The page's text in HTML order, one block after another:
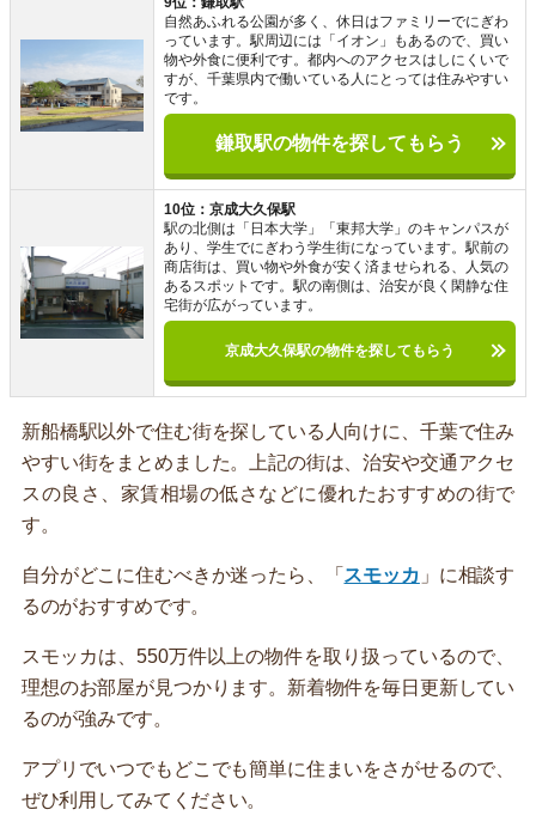
自然あふれる公園が多く、休日はファミリーでにぎわ
っています。駅周辺には「イオン」もあるので、買い
物や外食に便利です。都内へのアクセスはしにくいで
すが、千葉県内で働いている人にとっては住みやすい
です。
鎌取駅の物件を探してもらう
10位：京成大久保駅
駅の北側は「日本大学」「東邦大学」のキャンパスが
あり、学生でにぎわう学生街になっています。駅前の
商店街は、買い物や外食が安く済ませられる、人気の
あるスポットです。駅の南側は、治安が良く閑静な住
宅街が広がっています。
京成大久保駅の物件を探してもらう
新船橋駅以外で住む街を探している人向けに、千葉で住み
やすい街をまとめました。上記の街は、治安や交通アクセ
スの良さ、家賃相場の低さなどに優れたおすすめの街で
す。
自分がどこに住むべきか迷ったら、「 スモッカ 」に相談す
るのがおすすめです。
スモッカは、550万件以上の物件を取り扱っているので、
理想のお部屋が見つかります。新着物件を毎日更新してい
るのが強みです。
アプリでいつでもどこでも簡単に住まいをさがせるので、
ぜひ利用してみてください。